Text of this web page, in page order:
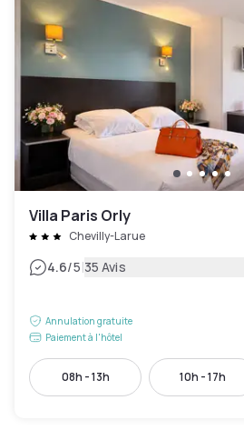
Villa Paris Orly
Chevilly-Larue
4.6/5|35 Avis
Annulation gratuite
Paiement à l'hôtel
08h - 13h 10h - 17h